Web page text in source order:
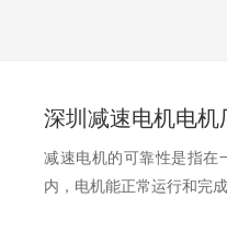
减速电机的可靠性是指在
内，电机能正常运行和完